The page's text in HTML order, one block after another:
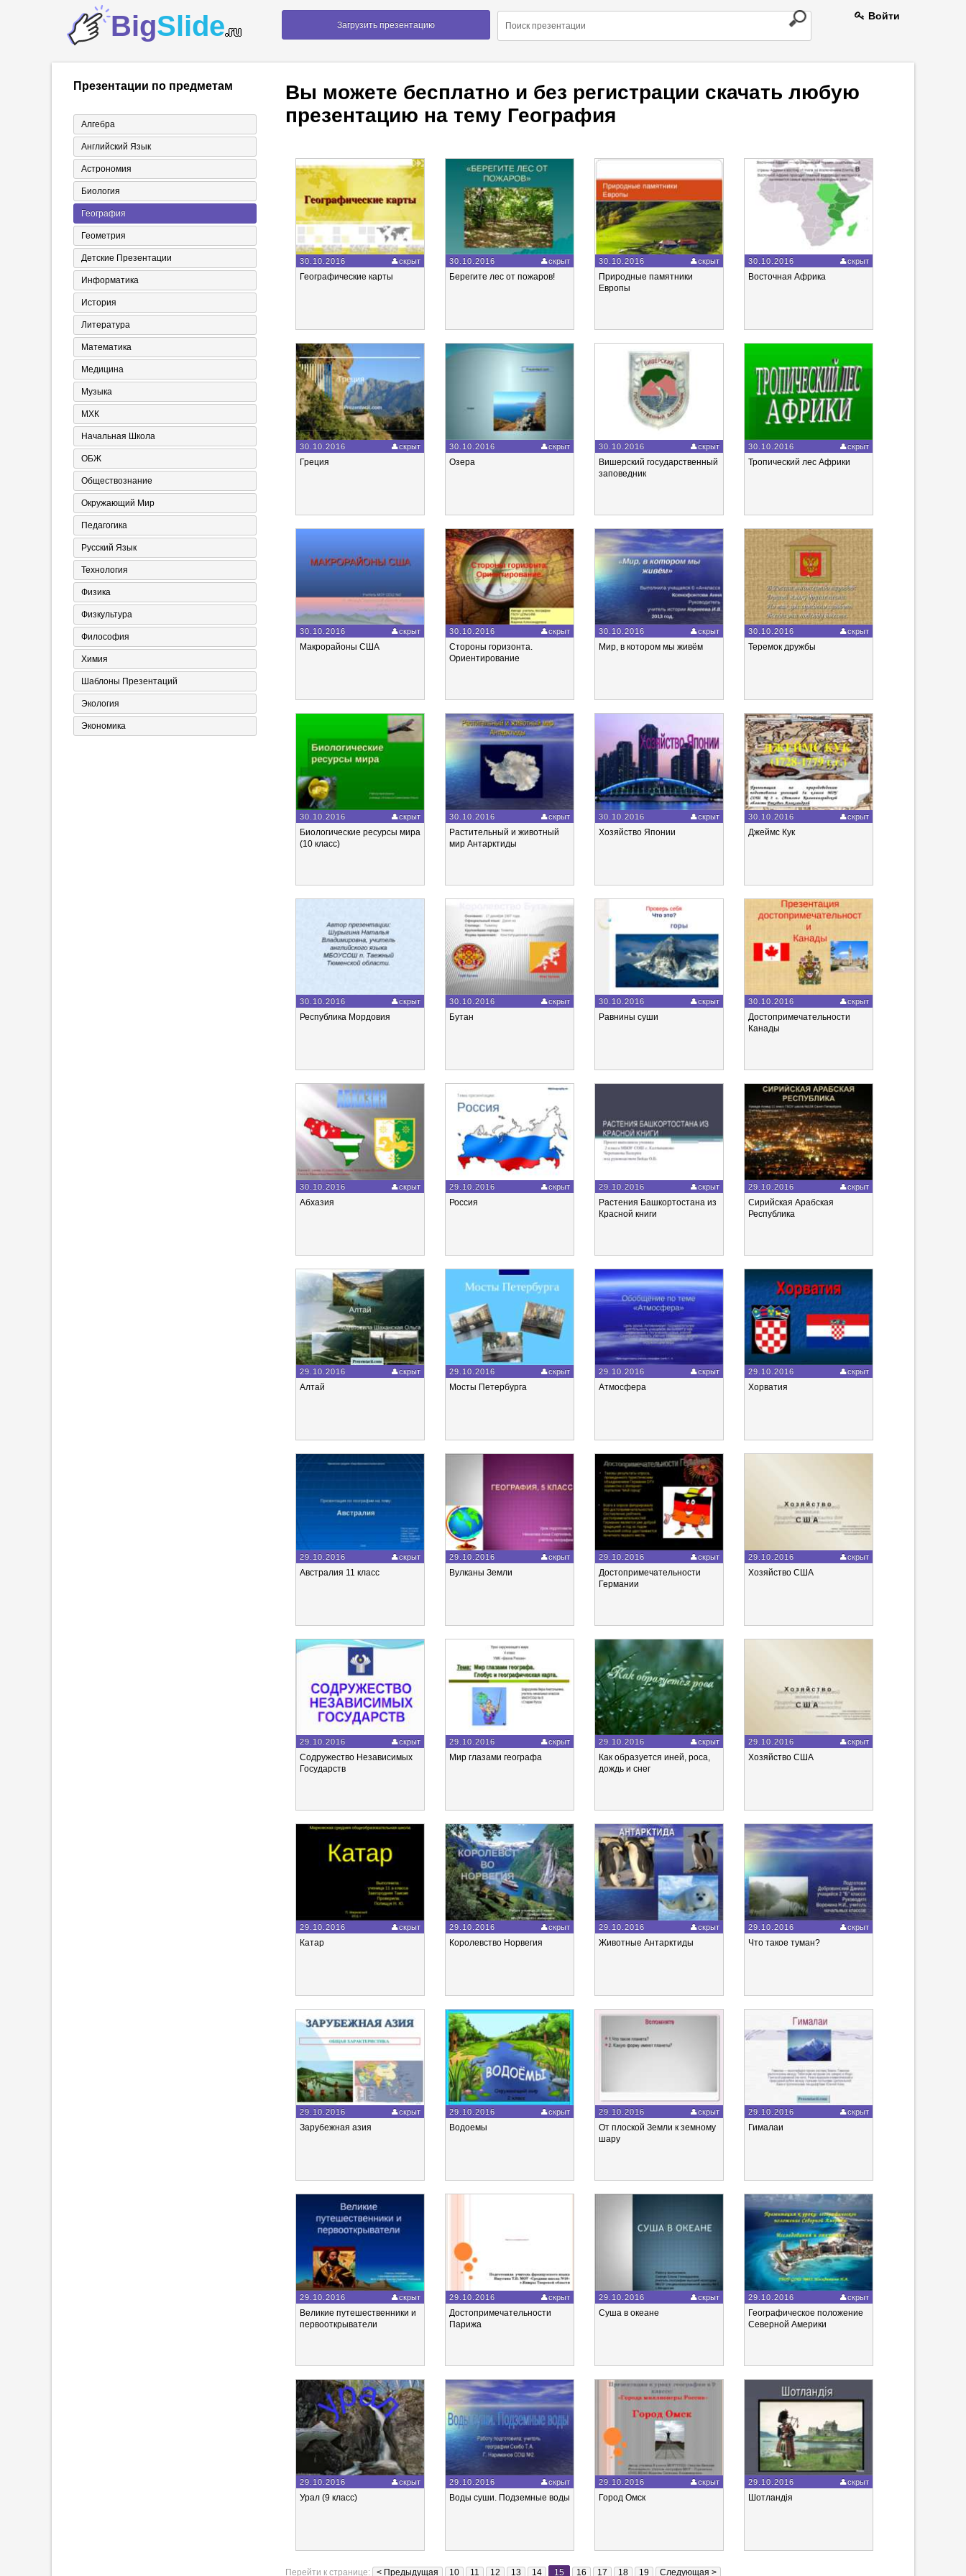
BigSlide.ru Загрузить презентацию
Войти
Презентации по предметам
Алгебра
Английский Язык
Астрономия
Биология
География
Геометрия
Детские Презентации
Информатика
История
Литература
Математика
Медицина
Музыка
МХК
Начальная Школа
ОБЖ
Обществознание
Окружающий Мир
Педагогика
Русский Язык
Технология
Физика
Физкультура
Философия
Химия
Шаблоны Презентаций
Экология
Экономика
Вы можете бесплатно и без регистрации скачать любую
презентацию на тему География
30.10.2016 скрыт
Географические карты
30.10.2016 скрыт
Берегите лес от пожаров!
30.10.2016 скрыт
Природные памятники
Европы
30.10.2016 скрыт
Восточная Африка
30.10.2016 скрыт
Греция
30.10.2016 скрыт
Озера
30.10.2016 скрыт
Вишерский государственный
заповедник
30.10.2016 скрыт
Тропический лес Африки
30.10.2016 скрыт
Макрорайоны США
30.10.2016 скрыт
Стороны горизонта.
Ориентирование
30.10.2016 скрыт
Мир, в котором мы живём
30.10.2016 скрыт
Теремок дружбы
30.10.2016 скрыт
Биологические ресурсы мира
(10 класс)
30.10.2016 скрыт
Растительный и животный
мир Антарктиды
30.10.2016 скрыт
Хозяйство Японии
30.10.2016 скрыт
Джеймс Кук
30.10.2016 скрыт
Республика Мордовия
30.10.2016 скрыт
Бутан
30.10.2016 скрыт
Равнины суши
30.10.2016 скрыт
Достопримечательности
Канады
30.10.2016 скрыт
Абхазия
29.10.2016 скрыт
Россия
29.10.2016 скрыт
Растения Башкортостана из
Красной книги
29.10.2016 скрыт
Сирийская Арабская
Республика
29.10.2016 скрыт
Алтай
29.10.2016 скрыт
Мосты Петербурга
29.10.2016 скрыт
Атмосфера
29.10.2016 скрыт
Хорватия
29.10.2016 скрыт
Австралия 11 класс
29.10.2016 скрыт
Вулканы Земли
29.10.2016 скрыт
Достопримечательности
Германии
29.10.2016 скрыт
Хозяйство США
29.10.2016 скрыт
Содружество Независимых
Государств
29.10.2016 скрыт
Мир глазами географа
29.10.2016 скрыт
Как образуется иней, роса,
дождь и снег
29.10.2016 скрыт
Хозяйство США
29.10.2016 скрыт
Катар
29.10.2016 скрыт
Королевство Норвегия
29.10.2016 скрыт
Животные Антарктиды
29.10.2016 скрыт
Что такое туман?
29.10.2016 скрыт
Зарубежная азия
29.10.2016 скрыт
Водоемы
29.10.2016 скрыт
От плоской Земли к земному
шару
29.10.2016 скрыт
Гималаи
29.10.2016 скрыт
Великие путешественники и
первооткрыватели
29.10.2016 скрыт
Достопримечательности
Парижа
29.10.2016 скрыт
Суша в океане
29.10.2016 скрыт
Географическое положение
Северной Америки
29.10.2016 скрыт
Урал (9 класс)
29.10.2016 скрыт
Воды суши. Подземные воды
29.10.2016 скрыт
Город Омск
29.10.2016 скрыт
Шотландія
Перейти к странице: < Предыдущая 10 11 12 13 14 15 16 17 18 19 Следующая >